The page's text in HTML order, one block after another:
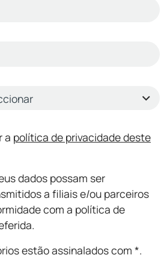
a política de privacidade deste
dados possam ser
a filiais e/ou parceiros
com a política de
estão assinalados com *.